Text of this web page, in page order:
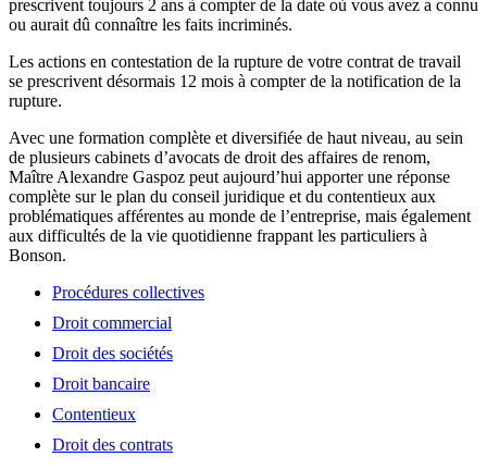
prescrivent toujours 2 ans à compter de la date où vous avez a connu
ou aurait dû connaître les faits incriminés.
Les actions en contestation de la rupture de votre contrat de travail
se prescrivent désormais 12 mois à compter de la notification de la
rupture.
Avec une formation complète et diversifiée de haut niveau, au sein
de plusieurs cabinets d’avocats de droit des affaires de renom,
Maître Alexandre Gaspoz peut aujourd’hui apporter une réponse
complète sur le plan du conseil juridique et du contentieux aux
problématiques afférentes au monde de l’entreprise, mais également
aux difficultés de la vie quotidienne frappant les particuliers à
Bonson.
Procédures collectives
Droit commercial
Droit des sociétés
Droit bancaire
Contentieux
Droit des contrats